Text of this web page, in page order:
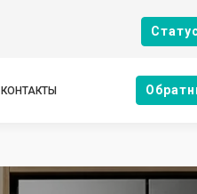
КОНТАКТЫ